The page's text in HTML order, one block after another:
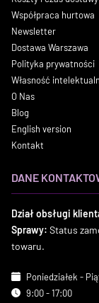
Współpraca hurtowa
Newsletter
Dostawa Warszawa
Polityka prywatności
Własność
O Nas
Blog
English version
Kontakt
DANE
Dział obsługi
Sprawy: Status
towaru.
Poniedziałek -
9:00 - 17:00